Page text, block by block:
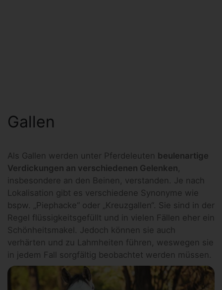
Gallen
Als Gallen werden unter Pferdeleuten beulenartige
Verdickungen an verschiedenen Gelenken,
insbesondere an den Beinen, verstanden. Je nach
Lokalisation gibt es verschiedene Synonyme wie
bspw. „Piephacke“ oder „Kreuzgallen“. Sie sind in der
Regel flüssigkeitsgefüllt und in vielen Fällen eher ein
Schönheitsmakel. Jedoch können sie auch
verhärten und zu Lahmheiten führen, weswegen sie
in jedem Fall sorgfältig beobachtet werden müssen.